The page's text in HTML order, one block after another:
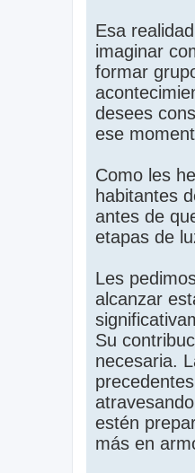
Esa
imaginar
formar
desees
ese
Como les
habitantes
antes de
etapas de
Les
alcanzar
Su
necesaria.
estén
más en